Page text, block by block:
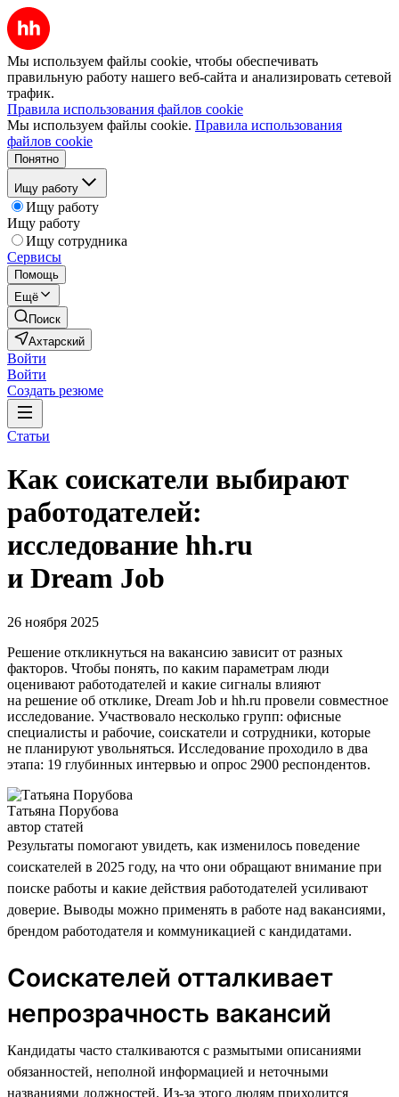
Мы используем файлы cookie, чтобы обеспечивать
правильную работу нашего веб-сайта и анализировать сетевой
трафик.
Правила использования файлов cookie
Мы используем файлы cookie. Правила использования
файлов cookie
Понятно
Ищу работу
Ищу работу
Ищу работу
Ищу сотрудника
Сервисы
Помощь
Ещё
Поиск
Ахтарский
Войти
Войти
Создать резюме
Статьи
Как соискатели выбирают
работодателей:
исследование hh.ru
и Dream Job
26 ноября 2025
Решение откликнуться на вакансию зависит от разных
факторов. Чтобы понять, по каким параметрам люди
оценивают работодателей и какие сигналы влияют
на решение об отклике, Dream Job и hh.ru провели совместное
исследование. Участвовало несколько групп: офисные
специалисты и рабочие, соискатели и сотрудники, которые
не планируют увольняться. Исследование проходило в два
этапа: 19 глубинных интервью и опрос 2900 респондентов.
Татьяна Порубова
автор статей
Результаты помогают увидеть, как изменилось поведение
соискателей в 2025 году, на что они обращают внимание при
поиске работы и какие действия работодателей усиливают
доверие. Выводы можно применять в работе над вакансиями,
брендом работодателя и коммуникацией с кандидатами.
Соискателей отталкивает
непрозрачность вакансий
Кандидаты часто сталкиваются с размытыми описаниями
обязанностей, неполной информацией и неточными
названиями должностей. Из-за этого людям приходится